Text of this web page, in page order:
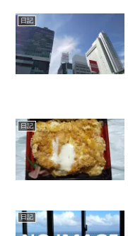
日記
日記
日記